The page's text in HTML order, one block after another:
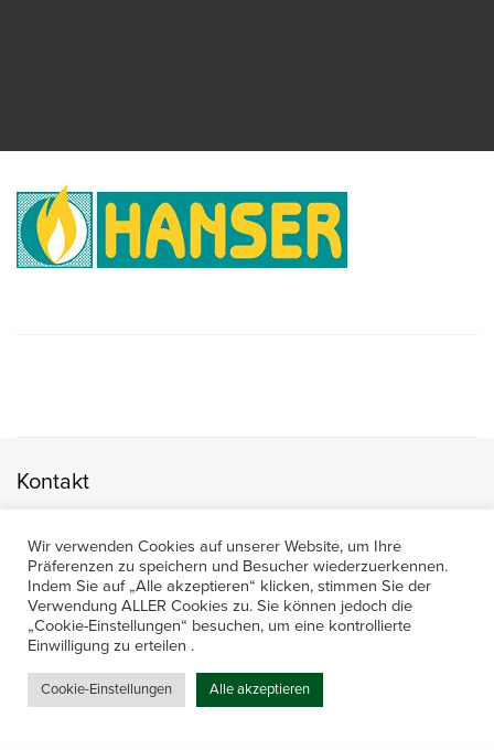
Kontakt
Telefon: +43 5337 64381
E-Mail: office@gastechnik-hanser.at
Datenschutz
Öffnungszeiten
Wir verwenden Cookies auf unserer Website, um Ihre
Präferenzen zu speichern und Besucher wiederzuerkennen.
Indem Sie auf „Alle akzeptieren“ klicken, stimmen Sie der
Verwendung ALLER Cookies zu. Sie können jedoch die
„Cookie-Einstellungen“ besuchen, um eine kontrollierte
Einwilligung zu erteilen .
Cookie-Einstellungen Alle akzeptieren